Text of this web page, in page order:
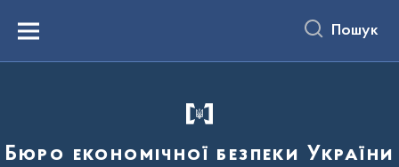
вмістуMenu Пошук
Бюро економічної безпеки України